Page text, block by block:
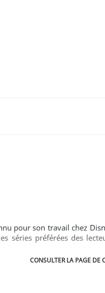
pour son travail chez
séries préférées des
CONSULTER LA PAGE DE